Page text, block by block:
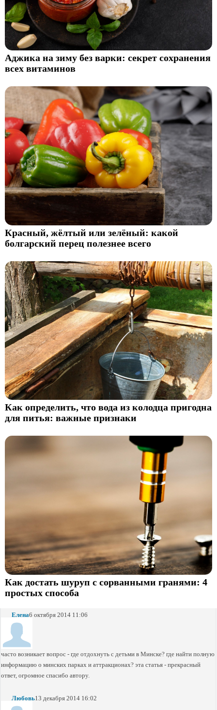
Аджика на зиму без варки: секрет сохранения
всех витаминов
Красный, жёлтый или зелёный: какой
болгарский перец полезнее всего
Как определить, что вода из колодца пригодна
для питья: важные признаки
Как достать шуруп с сорванными гранями: 4
простых способа
Елена6 октября 2014 11:06
часто возникает вопрос - где отдохнуть с детьми в Минске? где найти полную
информацию о минских парках и аттракционах? эта статья - прекрасный
ответ, огромное спасибо автору.
Любовь13 декабря 2014 16:02